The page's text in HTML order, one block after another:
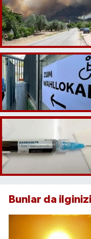
Bunlar da